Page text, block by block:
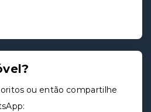
ou então compartilhe